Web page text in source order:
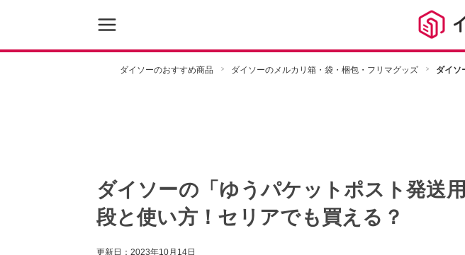
ダイソーのおすすめ商品 ダイソーのメルカリ箱・袋・梱包・フリマグッズ ダイソ
ダイソーの「ゆうパケットポスト発送
段と使い方！セリアでも買える？
更新日： 2023年10月14日